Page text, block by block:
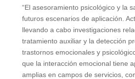
“El asesoramiento psicológico y la
futuros escenarios de aplicación.
llevando a cabo investigaciones
tratamiento auxiliar y la detección
trastornos emocionales y
que la interacción emocional tiene
amplias en campos de servicios,